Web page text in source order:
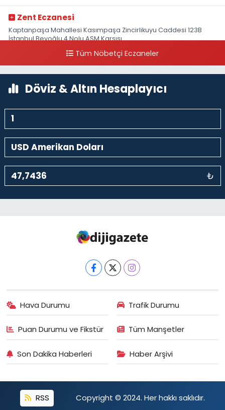
Zent Eczanesi
Kaptanpaşa Mahallesi Kasımpaşa Zincirlikuyu Caddesi 123B
İstanbul Beyoğlu 4 Nolu ASM Karşısı
0 (212) 297 96 92 Yol Tarifi Al
Tüm Nöbetçi Eczaneler
Döviz & Altın Hesaplayıcı
₺
Hava Durumu Trafik Durumu
Puan Durumu ve Fikstür Tüm Manşetler
Son Dakika Haberleri Haber Arşivi
RSS Copyright © 2024. Her hakkı saklıdır.